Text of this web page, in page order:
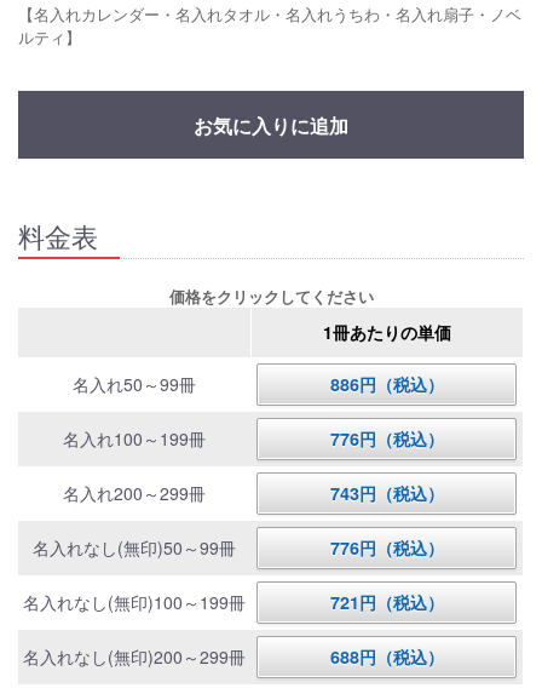
【名入れカレンダー・名入れタオル・名入れうちわ・名入れ扇子・ノベ
ルティ】
お気に入りに追加
料金表
価格をクリックしてください
1冊あたりの単価
名入れ50～99冊 886円（税込）
名入れ100～199冊 776円（税込）
名入れ200～299冊 743円（税込）
名入れなし(無印)50～99冊 776円（税込）
名入れなし(無印)100～199冊 721円（税込）
名入れなし(無印)200～299冊 688円（税込）